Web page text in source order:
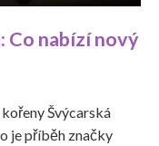
Co nabízí nový
Švýcarská
je příběh značky